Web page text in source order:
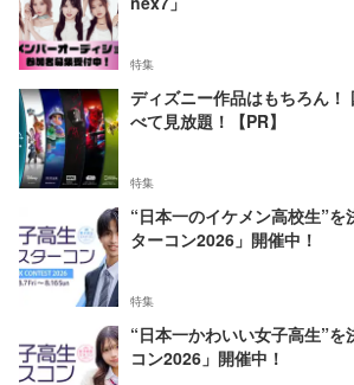
特集
ディズニー作品はもちろん！
べて見放題！【PR】
特集
“日本一のイケメン高校生”
ターコン2026」開催中！
特集
“日本一かわいい女子高生”
コン2026」開催中！